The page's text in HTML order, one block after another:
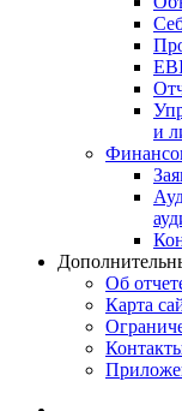
и
Об
Карта